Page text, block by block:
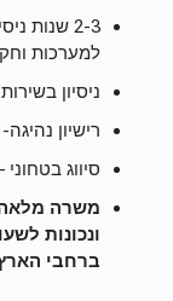
2-3 שנות
למערכות
ניסיון
רישיון
סיווג
משרה מלאה
ונכונות
ברחבי